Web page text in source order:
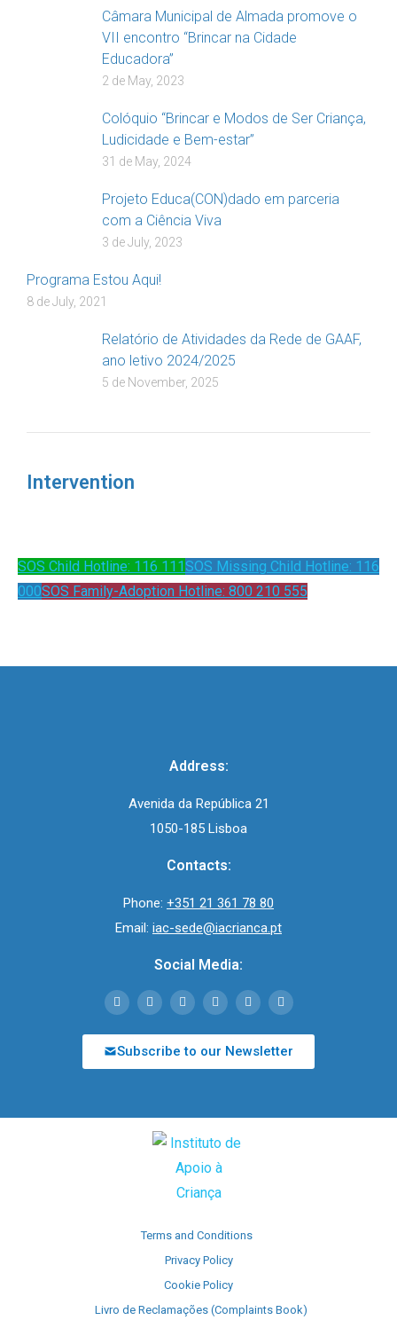
Câmara Municipal de Almada promove o
VII encontro “Brincar na Cidade
Educadora”
2 de May, 2023
Colóquio “Brincar e Modos de Ser Criança,
Ludicidade e Bem-estar”
31 de May, 2024
Projeto Educa(CON)dado em parceria
com a Ciência Viva
3 de July, 2023
Programa Estou Aqui!
8 de July, 2021
Relatório de Atividades da Rede de GAAF,
ano letivo 2024/2025
5 de November, 2025
Intervention
SOS Child Hotline: 116 111SOS Missing Child Hotline: 116
000SOS Family-Adoption Hotline: 800 210 555
Address:
Avenida da República 21
1050-185 Lisboa
Contacts:
Phone: +351 21 361 78 80
Email: iac-sede@iacrianca.pt
Social Media:
Subscribe to our Newsletter
Terms and Conditions
Privacy Policy
Cookie Policy
Livro de Reclamações (Complaints Book)